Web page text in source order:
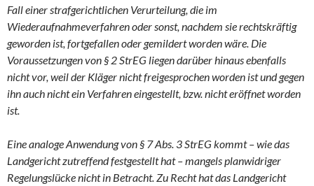
Fall einer strafgerichtlichen Verurteilung, die im
Wiederaufnahmeverfahren oder sonst, nachdem sie rechtskräftig
geworden ist, fortgefallen oder gemildert worden wäre. Die
Voraussetzungen von § 2 StrEG liegen darüber hinaus ebenfalls
nicht vor, weil der Kläger nicht freigesprochen worden ist und gegen
ihn auch nicht ein Verfahren eingestellt, bzw. nicht eröffnet worden
ist.
Eine analoge Anwendung von § 7 Abs. 3 StrEG kommt – wie das
Landgericht zutreffend festgestellt hat – mangels planwidriger
Regelungslücke nicht in Betracht. Zu Recht hat das Landgericht